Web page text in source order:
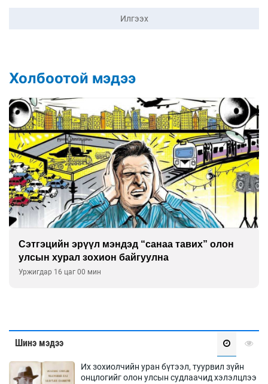
Илгээх
Холбоотой мэдээ
Сэтгэцийн эрүүл мэндэд “санаа тавих” олон
улсын хурал зохион байгуулна
Уржигдар 16 цаг 00 мин
Шинэ мэдээ
Их зохиолчийн уран бүтээл, туурвил зүйн
онцлогийг олон улсын судлаачид хэлэлцлээ